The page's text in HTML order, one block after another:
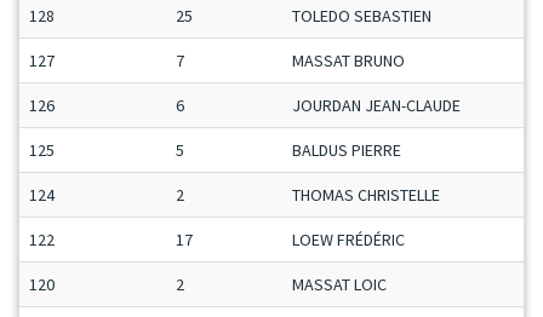
128 25 TOLEDO SEBASTIEN
127 7 MASSAT BRUNO
126 6 JOURDAN JEAN-CLAUDE
125 5 BALDUS PIERRE
124 2 THOMAS CHRISTELLE
122 17 LOEW FRÉDÉRIC
120 2 MASSAT LOIC